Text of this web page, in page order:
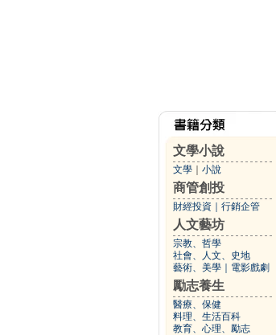
文學小說
文學 小說
商管創投
財經投資 行銷企管
人文藝坊
宗教、哲學
社會、人文、史地
藝術、美學
電影戲劇
勵志養生
醫療、保健
料理、生活百科
教育、心理、勵志